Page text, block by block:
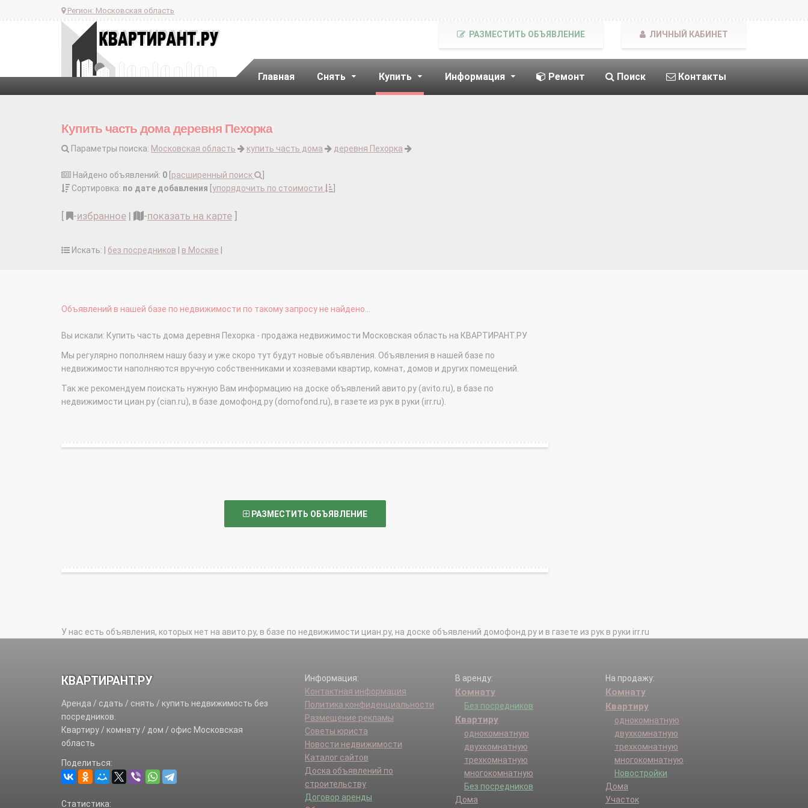
Регион: Московская область
Главная Снять Купить Информация Ремонт Поиск Контакты
РАЗМЕСТИТЬ ОБЪЯВЛЕНИЕ ЛИЧНЫЙ КАБИНЕТ
Купить часть дома деревня Пехорка
Параметры поиска: Московская область купить часть дома деревня Пехорка
Найдено объявлений: 0 расширенный поиск
Сортировка: по дате добавления упорядочить по стоимости
-избранное | -показать на карте
Искать: | без посредников в Москве
Объявлений в нашей базе по недвижимости по такому запросу не найдено...
Вы искали: Купить часть дома деревня Пехорка - продажа недвижимости Московская область на КВАРТИРАНТ.РУ
Мы регулярно пополняем нашу базу и уже скоро тут будут новые объявления. Объявления в нашей базе по
недвижимости наполняются вручную собственниками и хозяевами квартир, комнат, домов и других помещений.
Так же рекомендуем поискать нужную Вам информацию на доске объявлений авито.ру (avito.ru), в базе по
недвижимости циан.ру (cian.ru), в базе домофонд.ру (domofond.ru), в газете из рук в руки (irr.ru).
РАЗМЕСТИТЬ ОБЪЯВЛЕНИЕ
У нас есть объявления, которых нет на авито.ру, в базе по недвижимости циан.ру, на доске объявлений домофонд.ру и в газете из рук в руки irr.ru
КВАРТИРАНТ.РУ
Аренда / сдать / снять / купить недвижимость без
посредников.
Квартиру / комнату / дом / офис Московская
область
Поделиться:
Статистика:
Информация:
Контактная информация
Политика конфиденциальности
Размещение рекламы
Советы юриста
Новости недвижимости
Каталог сайтов
Доска объявлений по
строительству
Договор аренды
В аренду:
Комнату
Без посредников
Квартиру
однокомнатную
двухкомнатную
трехкомнатную
многокомнатную
Без посредников
Дома
На продажу:
Комнату
Квартиру
однокомнатную
двухкомнатную
трехкомнатную
многокомнатную
Новостройки
Дома
Участок